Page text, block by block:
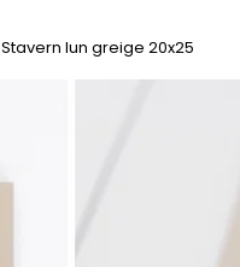
Stavern lun greige 20x25